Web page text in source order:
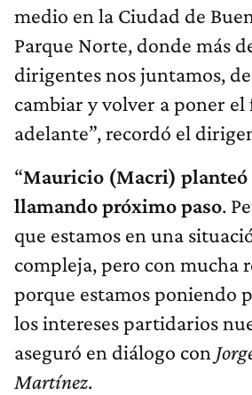
medio en la Ciudad de
Parque Norte, donde más
dirigentes nos juntamos,
cambiar y volver a poner el
adelante”, recordó el
“Mauricio (Macri) planteó
llamando próximo paso.
que estamos en una
compleja, pero con mucha
porque estamos poniendo
los intereses partidarios
aseguró en diálogo con
Martínez.